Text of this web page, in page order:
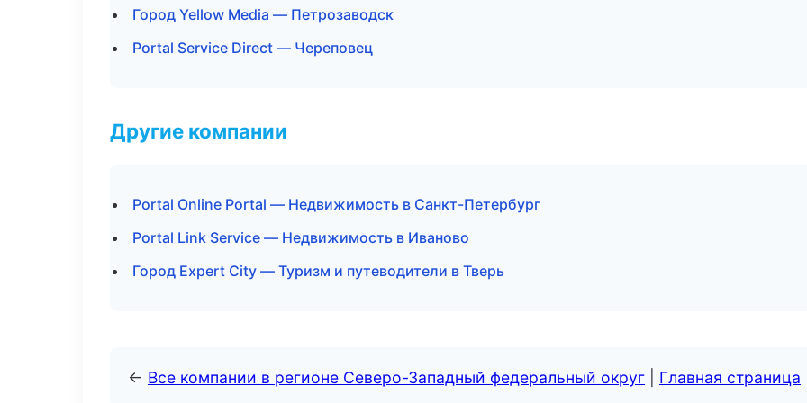
Город Yellow Media — Петрозаводск
Portal Service Direct — Череповец
Другие компании
Portal Online Portal — Недвижимость в Санкт-Петербург
Portal Link Service — Недвижимость в Иваново
Город Expert City — Туризм и путеводители в Тверь
← Все компании в регионе Северо-Западный федеральный округ Главная страница